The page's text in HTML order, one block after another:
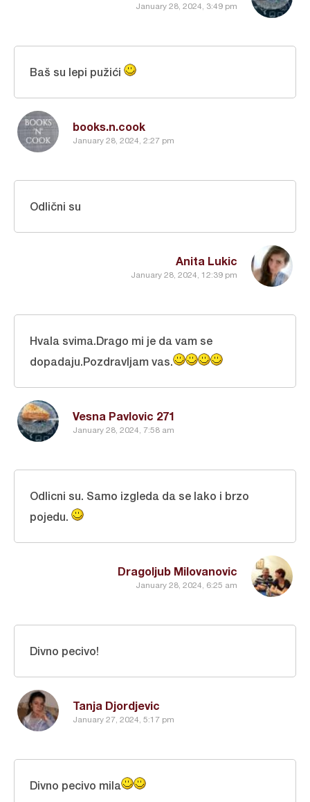
January 28, 2024, 3:49 pm
books.n.cook
January 28, 2024, 2:27 pm
Baš su lepi pužići
Anita Lukic
January 28, 2024, 12:39 pm
Odlični su
Vesna Pavlovic 271
January 28, 2024, 7:58 am
Hvala svima.Drago mi je da vam se
dopadaju.Pozdravljam vas.
Dragoljub Milovanovic
January 28, 2024, 6:25 am
Odlicni su. Samo izgleda da se lako i brzo
pojedu.
Tanja Djordjevic
January 27, 2024, 5:17 pm
Divno pecivo!
Divno pecivo mila